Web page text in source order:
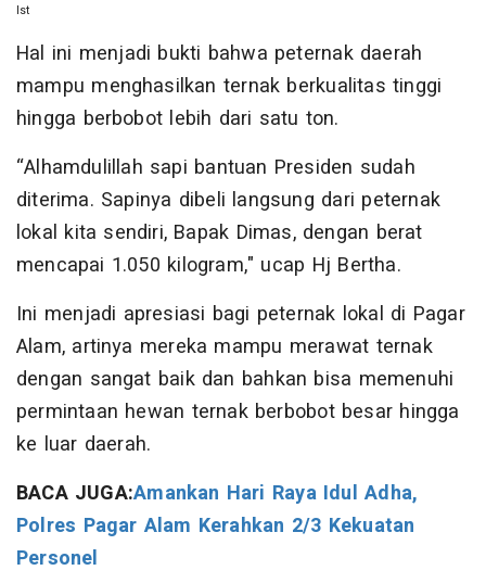
Ist
Hal ini menjadi bukti bahwa peternak daerah
mampu menghasilkan ternak berkualitas tinggi
hingga berbobot lebih dari satu ton.
“Alhamdulillah sapi bantuan Presiden sudah
diterima. Sapinya dibeli langsung dari peternak
lokal kita sendiri, Bapak Dimas, dengan berat
mencapai 1.050 kilogram," ucap Hj Bertha.
Ini menjadi apresiasi bagi peternak lokal di Pagar
Alam, artinya mereka mampu merawat ternak
dengan sangat baik dan bahkan bisa memenuhi
permintaan hewan ternak berbobot besar hingga
ke luar daerah.
BACA JUGA:Amankan Hari Raya Idul Adha,
Polres Pagar Alam Kerahkan 2/3 Kekuatan
Personel